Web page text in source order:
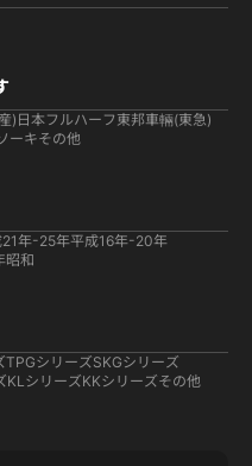
) 日本フルハーフ 東邦車輛(東急)
ーキその他
21年-25年平成16年-20年
昭和
TPGシリーズSKGシリーズ
KLシリーズKKシリーズその他